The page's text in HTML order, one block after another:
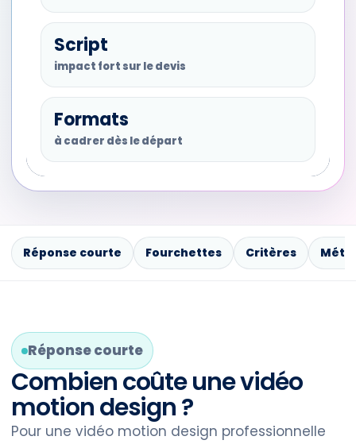
Script
impact fort sur le devis
Formats
à cadrer dès le départ
Réponse courte Fourchettes Critères
Réponse courte
Combien coûte une vidéo
motion design ?
Pour une vidéo motion design professionnelle